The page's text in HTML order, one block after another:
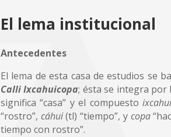
El lema institucional
Antecedentes
El lema de esta casa de estudios se
Calli Ixcahuicopa; ésta se integra
significa “casa” y el compuesto
“rostro”, cáhui(tl) “tiempo”, y copa
tiempo con rostro”.